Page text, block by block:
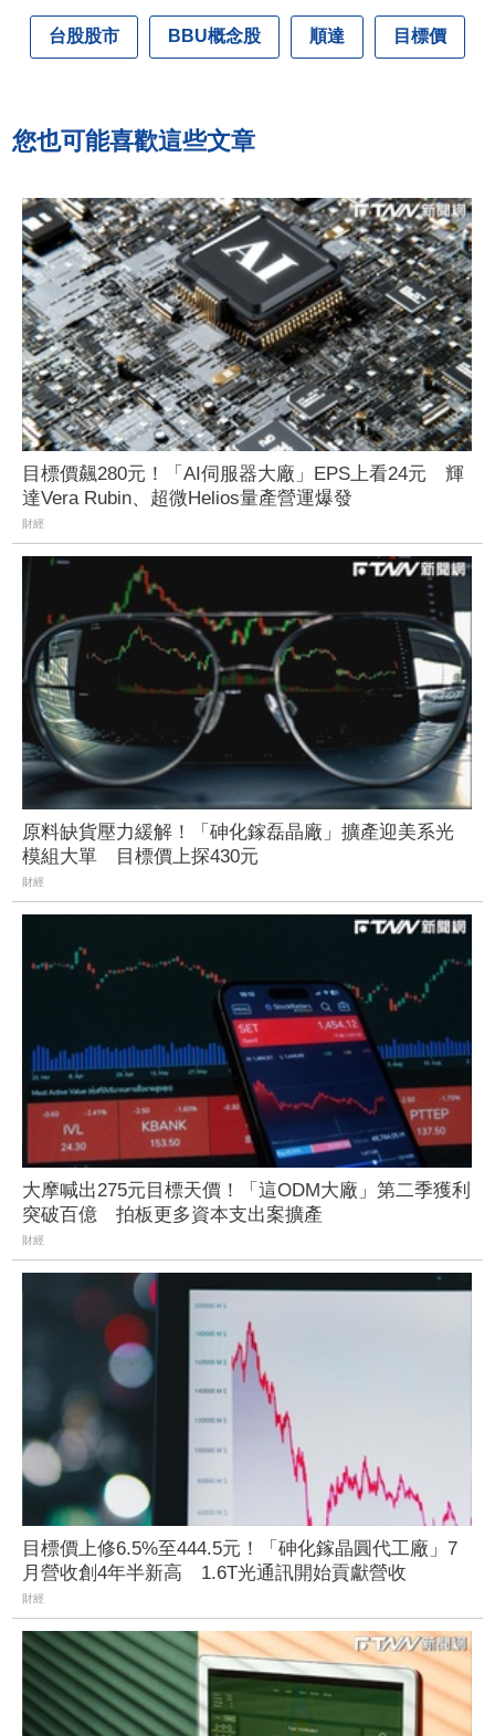
台股股市 BBU概念股 順達 目標價
您也可能喜歡這些文章
目標價飆280元！「AI伺服器大廠」EPS上看24元 輝
達Vera Rubin、超微Helios量產營運爆發
財經
原料缺貨壓力緩解！「砷化鎵磊晶廠」擴產迎美系光
模組大單 目標價上探430元
財經
大摩喊出275元目標天價！「這ODM大廠」第二季獲利
突破百億 拍板更多資本支出案擴產
財經
目標價上修6.5%至444.5元！「砷化鎵晶圓代工廠」7
月營收創4年半新高 1.6T光通訊開始貢獻營收
財經